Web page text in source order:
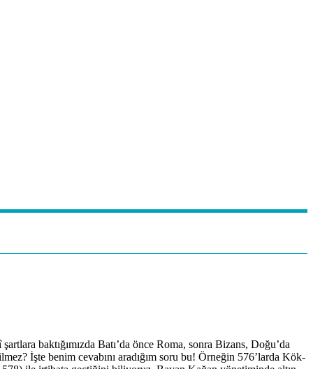
baktığımızda Batı’da önce Roma, sonra Bizans, Doğu’da
İşte benim cevabını aradığım soru bu! Örneğin 576’larda Kök-